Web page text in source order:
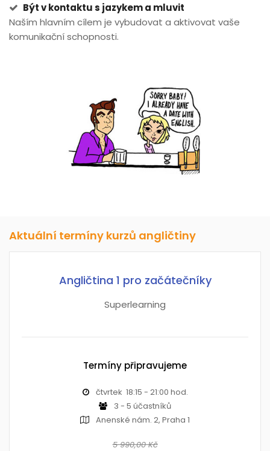
Být v kontaktu s jazykem a mluvit
Naším hlavním cílem je vybudovat a aktivovat vaše
komunikační schopnosti.
Aktuální termíny kurzů angličtiny
Angličtina 1 pro začátečníky
Superlearning
Termíny připravujeme
čtvrtek 18:15 - 21:00 hod.
3 - 5 účastníků
Anenské nám. 2, Praha 1
5 990,00 Kč